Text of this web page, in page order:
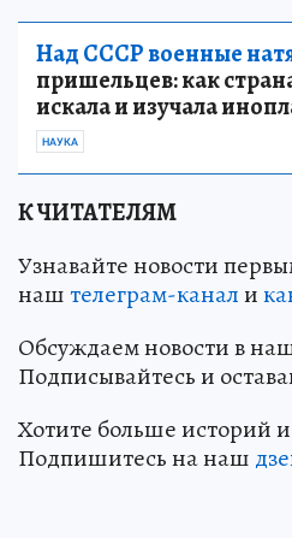
Над СССР военные
пришельцев: как
искала и изучала
НАУКА
К ЧИТАТЕЛЯМ
Узнавайте новости
наштелеграм-канали
Обсуждаем новости в
Подписывайтесь и
Хотите больше историй
Подпишитесь на наш